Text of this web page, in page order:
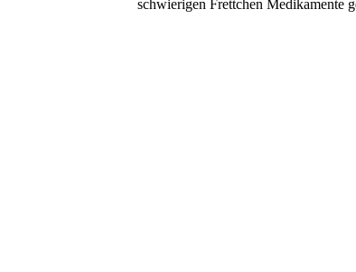
schwierigen Frettchen Medikamente